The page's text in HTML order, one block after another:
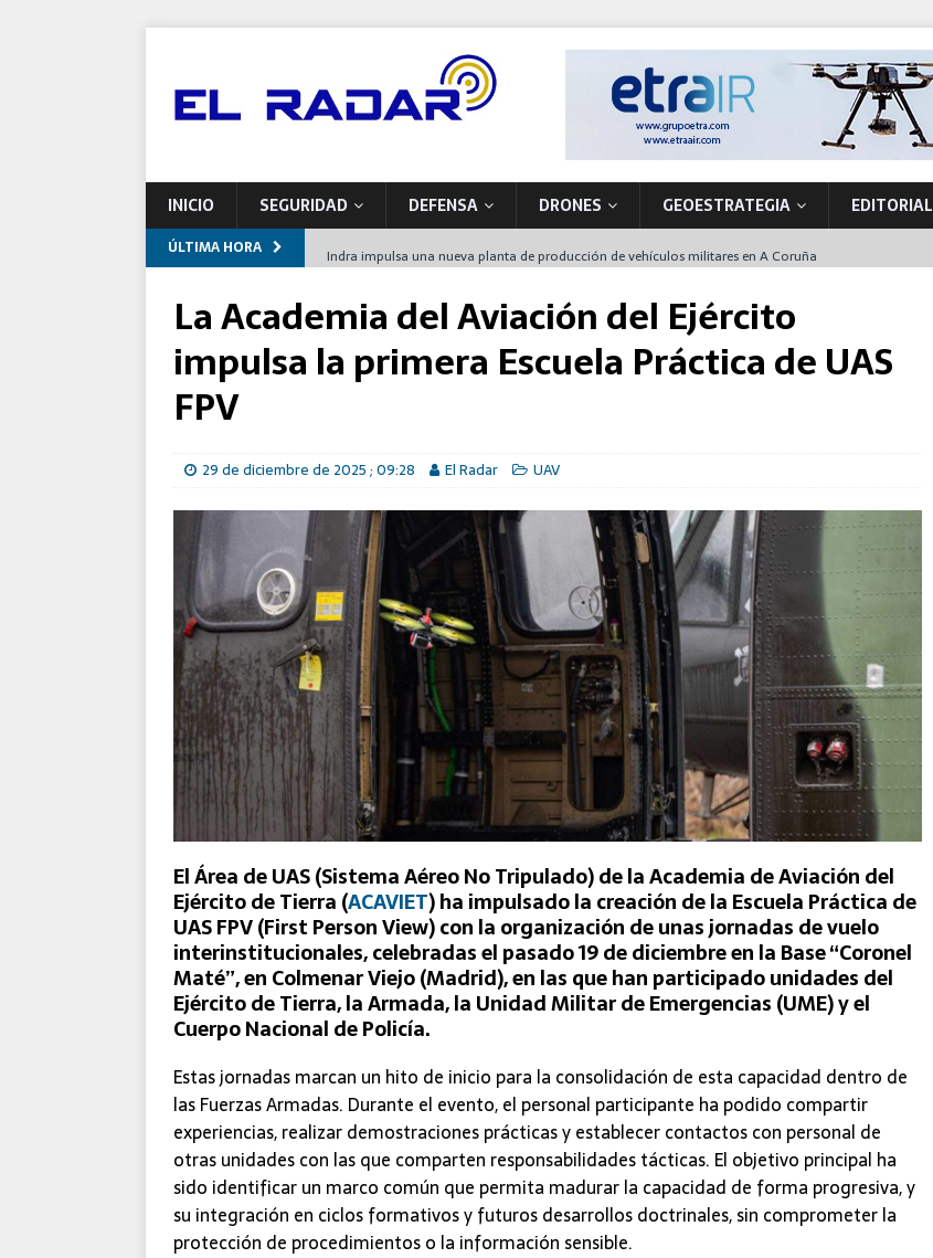
INICIO SEGURIDAD DEFENSA DRONES GEOESTRATEGIA EDITORIAL
ÚLTIMA HORA
Indra impulsa una nueva planta de producción de vehículos militares en A Coruña
España
Defensa se compromete con la soberanía tecnológica y la seguridad movilizando nuevos
Este
GMV participa en el proyecto ASTRALIS para el desarrollo de las futuras capacidades autónomas
europeas de mantenimiento en órbita
La Academia del Aviación del Ejército
impulsa la primera Escuela Práctica de UAS
FPV
29 de diciembre de 2025 ; 09:28 El Radar UAV
El Área de UAS (Sistema Aéreo No Tripulado) de la Academia de Aviación del
Ejército de Tierra (ACAVIET) ha impulsado la creación de la Escuela Práctica de
UAS FPV (First Person View) con la organización de unas jornadas de vuelo
interinstitucionales, celebradas el pasado 19 de diciembre en la Base “Coronel
Maté”, en Colmenar Viejo (Madrid), en las que han participado unidades del
Ejército de Tierra, la Armada, la Unidad Militar de Emergencias (UME) y el
Cuerpo Nacional de Policía.
Estas jornadas marcan un hito de inicio para la consolidación de esta capacidad dentro de
las Fuerzas Armadas. Durante el evento, el personal participante ha podido compartir
experiencias, realizar demostraciones prácticas y establecer contactos con personal de
otras unidades con las que comparten responsabilidades tácticas. El objetivo principal ha
sido identificar un marco común que permita madurar la capacidad de forma progresiva, y
su integración en ciclos formativos y futuros desarrollos doctrinales, sin comprometer la
protección de procedimientos o la información sensible.